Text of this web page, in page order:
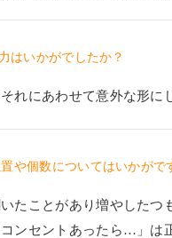
はいかがでしたか？
れにあわせて意外な形に
や個数についてはいかがで
たことがあり増やしたつ
ンセントあったら…」は